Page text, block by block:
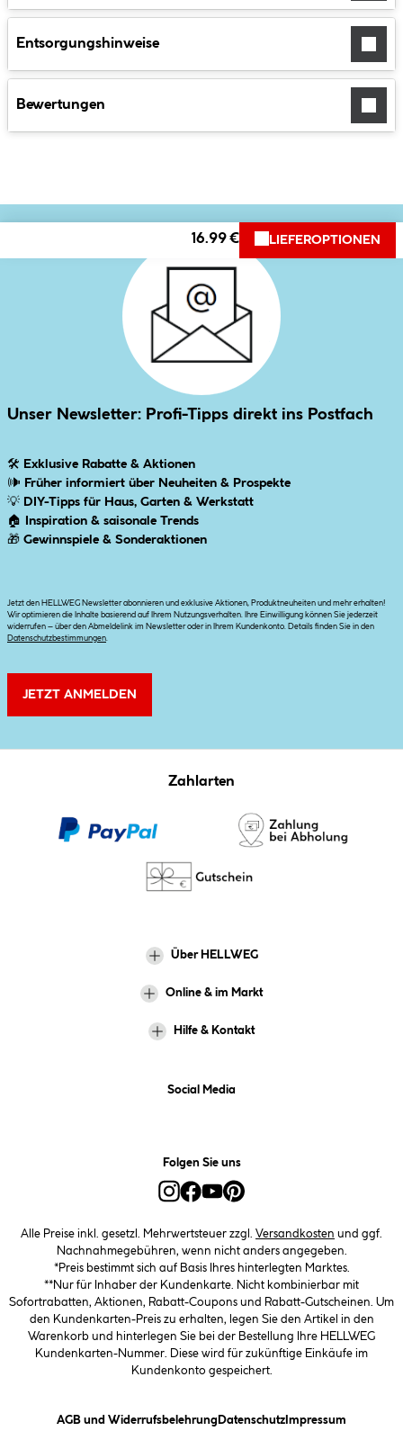
Entsorgungshinweise
Bewertungen
16.99 € LIEFEROPTIONEN
Unser Newsletter: Profi-Tipps direkt ins Postfach
🛠 Exklusive Rabatte & Aktionen
🕪 Früher informiert über Neuheiten & Prospekte
💡 DIY-Tipps für Haus, Garten & Werkstatt
🏠
Inspiration & saisonale Trends
🎁 Gewinnspiele & Sonderaktionen
Jetzt den HELLWEG Newsletter abonnieren und exklusive Aktionen, Produktneuheiten und mehr erhalten!
Wir optimieren die Inhalte basierend auf Ihrem Nutzungsverhalten. Ihre Einwilligung können Sie jederzeit
widerrufen – über den Abmeldelink im Newsletter oder in Ihrem Kundenkonto. Details finden Sie in den
Datenschutzbestimmungen
JETZT ANMELDEN
Zahlarten
Über HELLWEG
Online & im Markt
Hilfe & Kontakt
Social Media
Folgen Sie uns
Alle Preise inkl. gesetzl. Mehrwertsteuer zzgl. Versandkosten und ggf.
Nachnahmegebühren, wenn nicht anders angegeben.
*Preis bestimmt sich auf Basis Ihres hinterlegten Marktes.
**Nur für Inhaber der Kundenkarte. Nicht kombinierbar mit
Sofortrabatten, Aktionen, Rabatt-Coupons und Rabatt-Gutscheinen. Um
den Kundenkarten-Preis zu erhalten, legen Sie den Artikel in den
Warenkorb und hinterlegen Sie bei der Bestellung Ihre HELLWEG
Kundenkarten-Nummer. Diese wird für zukünftige Einkäufe im
Kundenkonto gespeichert.
AGB und Widerrufsbelehrung (öffnet ein Dialogfeld)
Datenschutz(öffnet ein Dialogfeld)
Impressum